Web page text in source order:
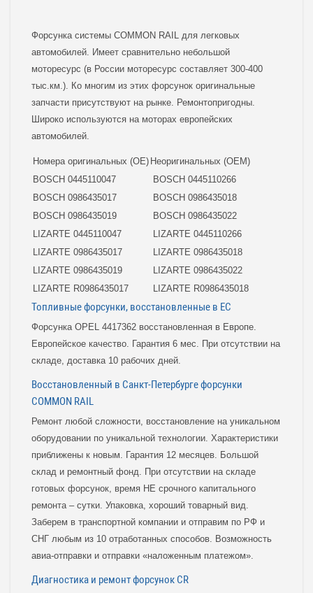
Форсунка системы COMMON RAIL для легковых
автомобилей. Имеет сравнительно небольшой
моторесурс (в России моторесурс составляет 300-400
тыс.км.). Ко многим из этих форсунок оригинальные
запчасти присутствуют на рынке. Ремонтопригодны.
Широко используются на моторах европейских
автомобилей.
Номера оригинальных (OE) Неоригинальных (OEM)
BOSCH 0445110047
BOSCH 0445110266
BOSCH 0986435017
BOSCH 0986435018
BOSCH 0986435019
BOSCH 0986435022
LIZARTE 0445110047
LIZARTE 0445110266
LIZARTE 0986435017
LIZARTE 0986435018
LIZARTE 0986435019
LIZARTE 0986435022
LIZARTE R0986435017
LIZARTE R0986435018
Топливные форсунки, восстановленные в ЕС
Форсунка OPEL 4417362 восстановленная в Европе.
Европейское качество. Гарантия 6 мес. При отсутствии на
складе, доставка 10 рабочих дней.
Восстановленный в Санкт-Петербурге форсунки
COMMON RAIL
Ремонт любой сложности, восстановление на уникальном
оборудовании по уникальной технологии. Характеристики
приближены к новым. Гарантия 12 месяцев. Большой
склад и ремонтный фонд. При отсутствии на складе
готовых форсунок, время НЕ срочного капитального
ремонта – сутки. Упаковка, хороший товарный вид.
Заберем в транспортной компании и отправим по РФ и
СНГ любым из 10 отработанных способов. Возможность
авиа-отправки и отправки «наложенным платежом».
Диагностика и ремонт форсунок CR